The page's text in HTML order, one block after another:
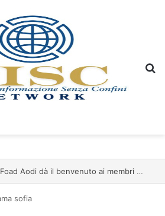
Il professor dottor Foad Aodi dà il benvenuto ai membri del Comitato per le Scienze delle Piramidi e le Scienze Archeologiche…
sofia